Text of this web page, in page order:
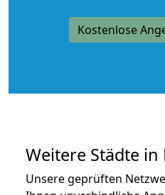
Kostenlose
Weitere Städte in
Unsere geprüften